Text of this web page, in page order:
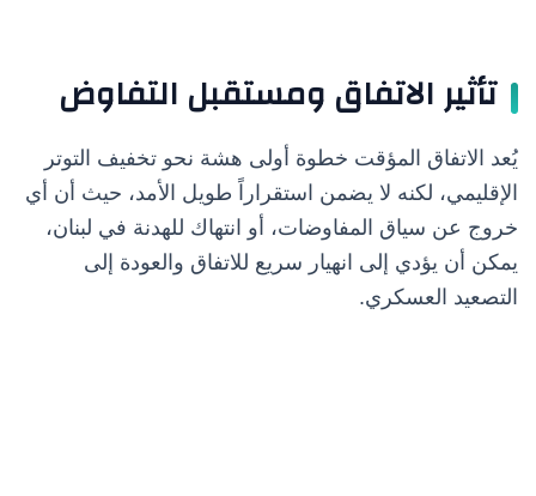
تأثير الاتفاق ومستقبل التفاوض
يُعد الاتفاق المؤقت خطوة أولى هشة نحو تخفيف التوتر
الإقليمي، لكنه لا يضمن استقراراً طويل الأمد، حيث أن أي
خروج عن سياق المفاوضات، أو انتهاك للهدنة في لبنان،
يمكن أن يؤدي إلى انهيار سريع للاتفاق والعودة إلى
التصعيد العسكري.